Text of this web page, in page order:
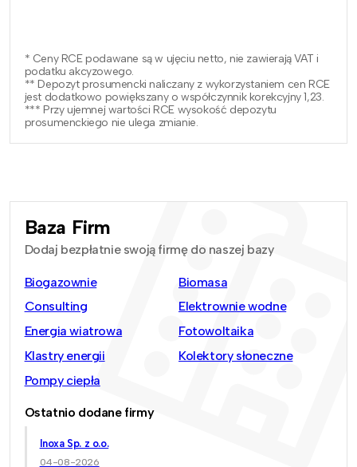
* Ceny RCE podawane są w ujęciu netto, nie zawierają VAT i
podatku akcyzowego.
** Depozyt prosumencki naliczany z wykorzystaniem cen RCE
jest dodatkowo powiększany o współczynnik korekcyjny 1,23.
*** Przy ujemnej wartości RCE wysokość depozytu
prosumenckiego nie ulega zmianie.
Baza Firm
Dodaj bezpłatnie swoją firmę do naszej bazy
Biogazownie
Biomasa
Consulting
Elektrownie wodne
Energia wiatrowa
Fotowoltaika
Klastry energii
Kolektory słoneczne
Pompy ciepła
Ostatnio dodane firmy
Inoxa Sp. z o.o.
04-08-2026